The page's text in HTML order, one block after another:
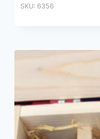
SKU: 6356